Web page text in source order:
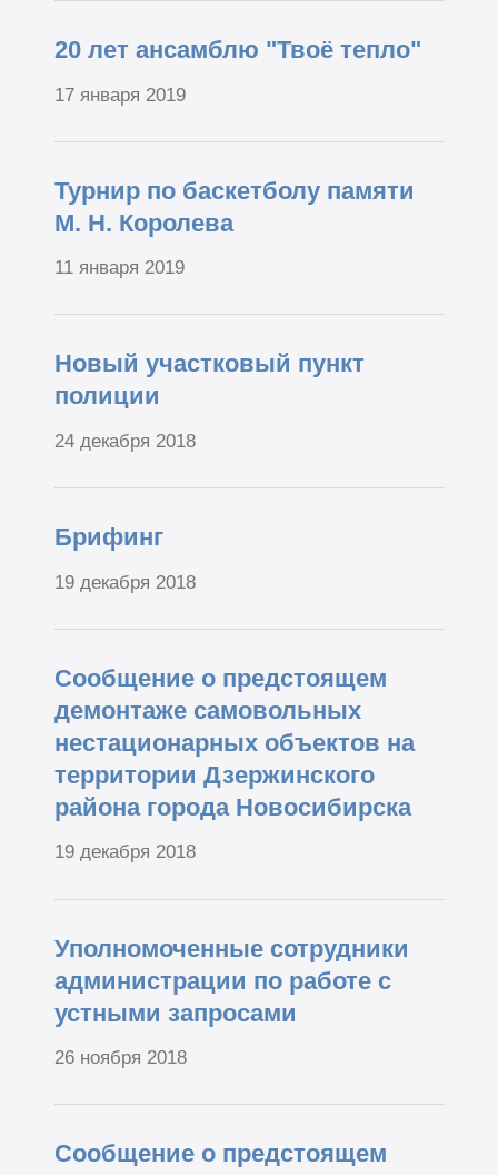
20 лет ансамблю "Твоё тепло"
17 января 2019
Турнир по баскетболу памяти
М. Н. Королева
11 января 2019
Новый участковый пункт
полиции
24 декабря 2018
Брифинг
19 декабря 2018
Сообщение о предстоящем
демонтаже самовольных
нестационарных объектов на
территории Дзержинского
района города Новосибирска
19 декабря 2018
Уполномоченные сотрудники
администрации по работе с
устными запросами
26 ноября 2018
Сообщение о предстоящем